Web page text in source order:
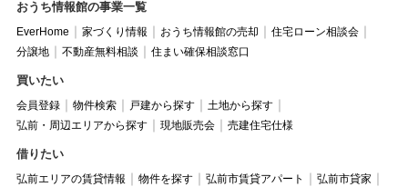
おうち情報館の事業一覧
EverHome 家づくり情報 おうち情報館の売却
住宅ローン相談会
分譲地
不動産無料相談 住まい確保相談窓口
買いたい
会員登録 物件検索 戸建から探す
土地から探す
弘前・周辺エリアから探す
現地販売会 売建住宅仕様
借りたい
弘前エリアの賃貸情報 物件を探す 弘前市賃貸アパート
弘前市貸家